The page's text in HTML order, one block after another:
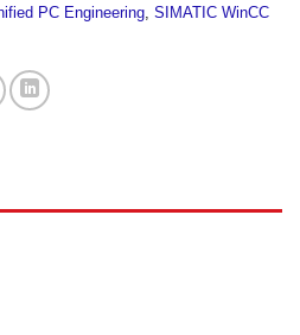
PC Engineering SIMATIC WinCC